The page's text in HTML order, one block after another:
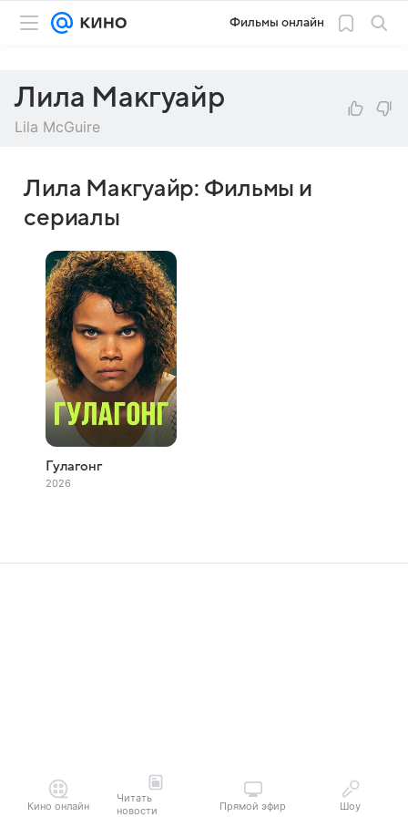
Фильмы онлайн
Лила Макгуайр
Lila McGuire
Лила Макгуайр: Фильмы и
сериалы
Гулагонг
2026
Кино онлайн
Читать
новости
Прямой эфир Шоу